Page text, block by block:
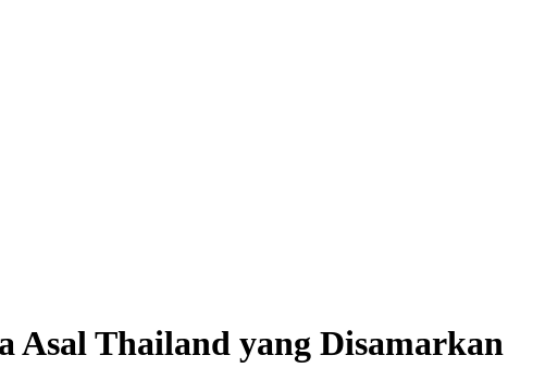
Asal Thailand yang Disamarkan